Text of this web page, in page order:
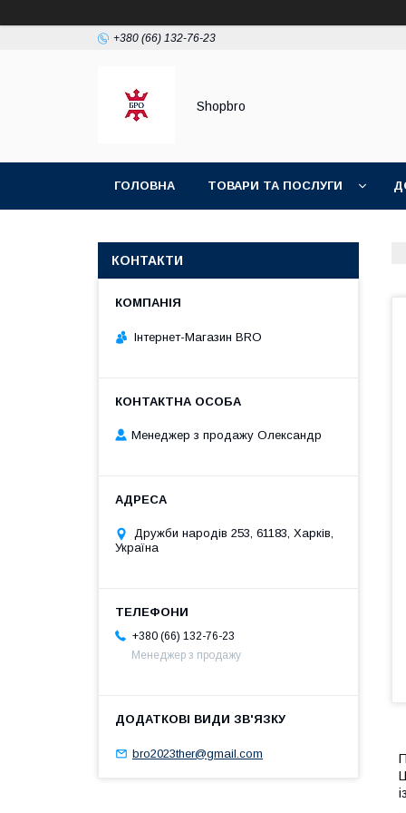
+380 (66) 132-76-23
Shopbro
ГОЛОВНА ТОВАРИ ТА ПОСЛУГИ
КОНТАКТИ
Інтернет-Магазин BRO
Менеджер з продажу Олександр
Дружби народів 253, 61183, Харків,
Україна
+380 (66) 132-76-23
Менеджер з продажу
bro2023ther@gmail.com